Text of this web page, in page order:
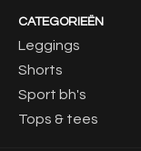
CATEGORIEËN
Leggings
Shorts
Sport bh's
Tops & tees